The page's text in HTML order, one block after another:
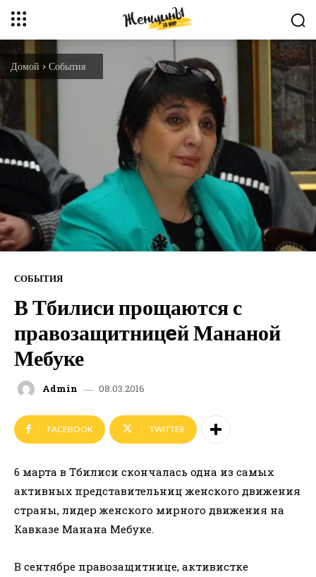
Домой События
СОБЫТИЯ
В Тбилиси прощаются с
правозащитницeй Мананой
Мебуке
Admin 08.03.2016
FACEBOOK TWITTER
6 марта в Тбилиси скончалась одна из самых
активных представительниц женского движения
страны, лидер женского мирного движения на
Кавказе Манана Мебуке.
В сентябре правозащитнице, активистке